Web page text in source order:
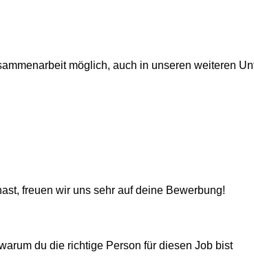
möglich, auch in unseren weiteren
freuen wir uns sehr auf deine Bewerbung!
du die richtige Person für diesen Job bist